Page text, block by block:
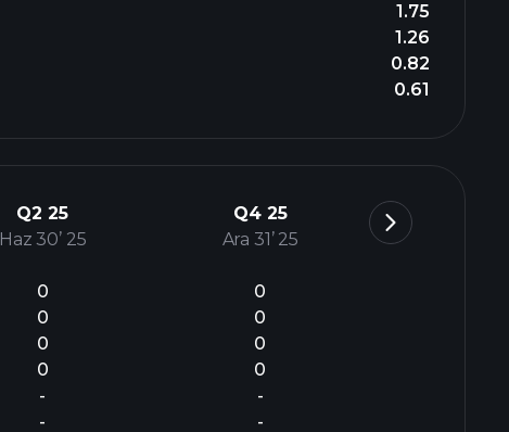
1.75
1.26
0.82
0.61
Q2 25
Haz 30’ 25
0
0
0
0
-
-
Q4 25
Ara 31’ 25
0
0
0
0
-
-